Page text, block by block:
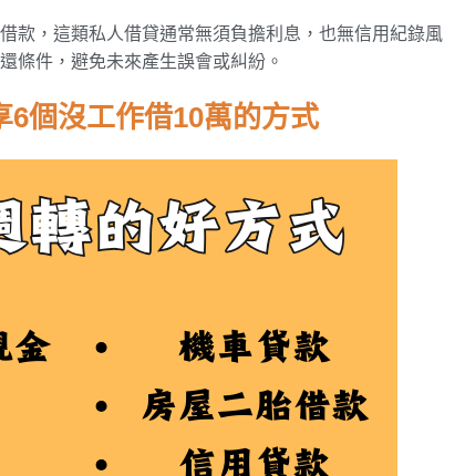
款，這類私人借貸通常無須負擔利息，也無信用紀錄風
條件，避免未來產生誤會或糾紛。
6個沒工作借10萬的方式